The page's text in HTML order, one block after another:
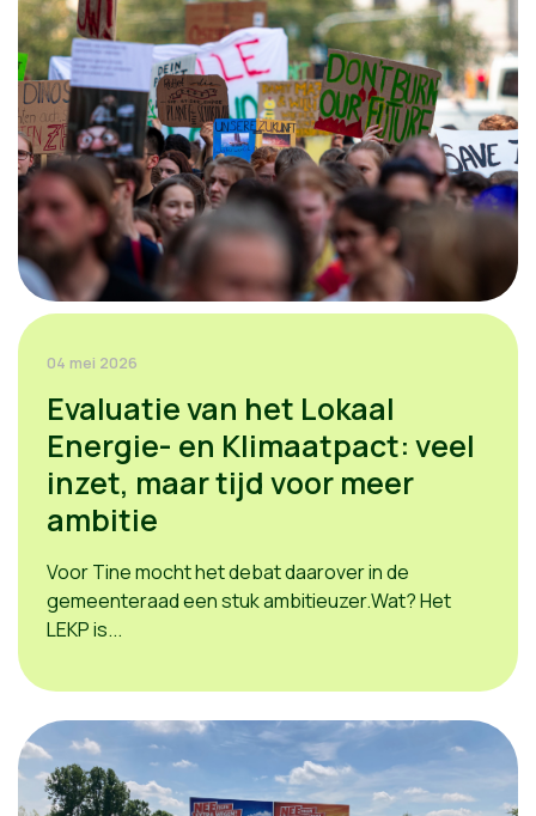
04 mei 2026
Evaluatie van het Lokaal
Energie- en Klimaatpact: veel
inzet, maar tijd voor meer
ambitie
Voor Tine mocht het debat daarover in de
gemeenteraad een stuk ambitieuzer.Wat? Het
LEKP is...